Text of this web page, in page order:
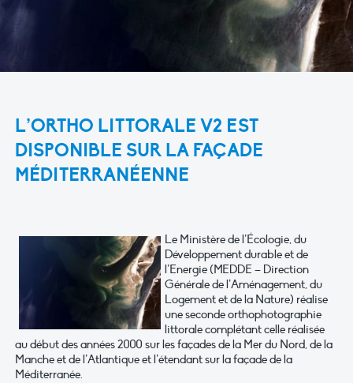
L’ORTHO LITTORALE V2 EST
DISPONIBLE SUR LA FAÇADE
MÉDITERRANÉENNE
Le Ministère de l’Écologie, du
Développement durable et de
l’Energie (MEDDE – Direction
Générale de l’Aménagement, du
Logement et de la Nature) réalise
une seconde orthophotographie
littorale complétant celle réalisée
au début des années 2000 sur les façades de la Mer du Nord, de la
Manche et de l’Atlantique et l’étendant sur la façade de la
Méditerranée.